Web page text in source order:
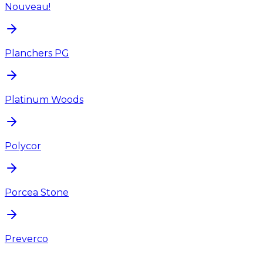
Nouveau!
Planchers PG
Platinum Woods
Polycor
Porcea Stone
Preverco